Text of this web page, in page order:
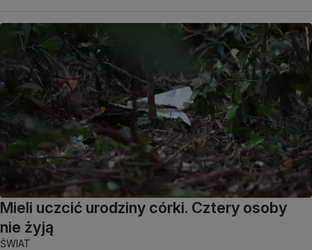
Mieli uczcić urodziny córki. Cztery osoby
nie żyją
ŚWIAT